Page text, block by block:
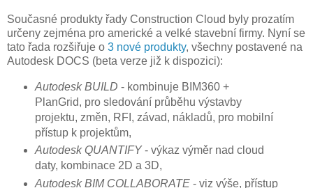
Současné produkty řady Construction Cloud byly prozatím
určeny zejména pro americké a velké stavební firmy. Nyní se
tato řada rozšiřuje o 3 nové produkty, všechny postavené na
Autodesk DOCS (beta verze již k dispozici):
Autodesk BUILD - kombinuje BIM360 +
PlanGrid, pro sledování průběhu výstavby
projektu, změn, RFI, závad, nákladů, pro mobilní
přístup k projektům,
Autodesk QUANTIFY- výkaz výměr nad cloud
daty, kombinace 2D a 3D,
Autodesk BIM COLLABORATE- viz výše, přístup